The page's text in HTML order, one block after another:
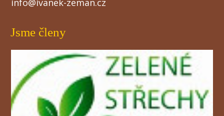
info@ivanek-zeman.cz
Jsme členy